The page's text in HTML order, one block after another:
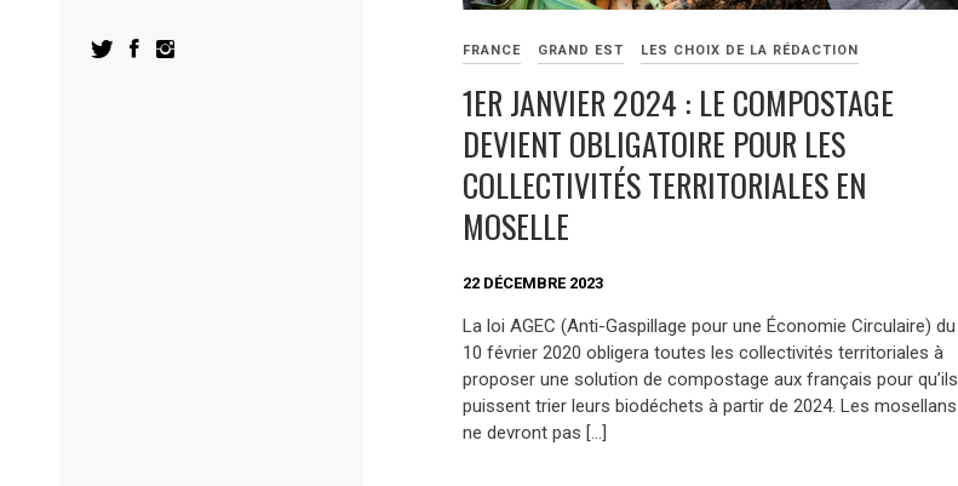
FRANCE GRAND EST LES CHOIX DE LA RÉDACTION
1ER JANVIER 2024 : LE COMPOSTAGE
DEVIENT OBLIGATOIRE POUR LES
COLLECTIVITÉS TERRITORIALES EN
MOSELLE
22 DÉCEMBRE 2023
La loi AGEC (Anti-Gaspillage pour une Économie Circulaire) du
10 février 2020 obligera toutes les collectivités territoriales à
proposer une solution de compostage aux français pour qu’ils
puissent trier leurs biodéchets à partir de 2024. Les mosellans
ne devront pas […]